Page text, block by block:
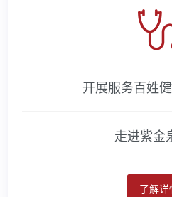
开展服务百姓
走进紫金
了解详